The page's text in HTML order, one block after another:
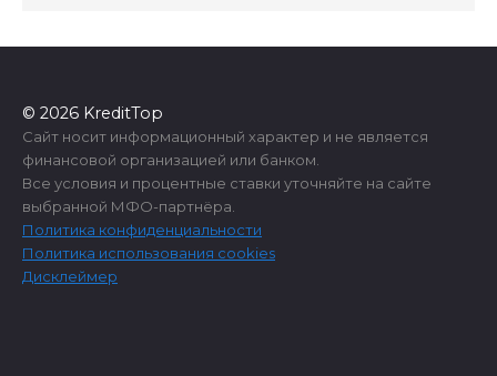
© 2026 KreditTop
Сайт носит информационный характер и не является
финансовой организацией или банком.
Все условия и процентные ставки уточняйте на сайте
выбранной МФО-партнёра.
Политика конфиденциальности
Политика использования cookies
Дисклеймер